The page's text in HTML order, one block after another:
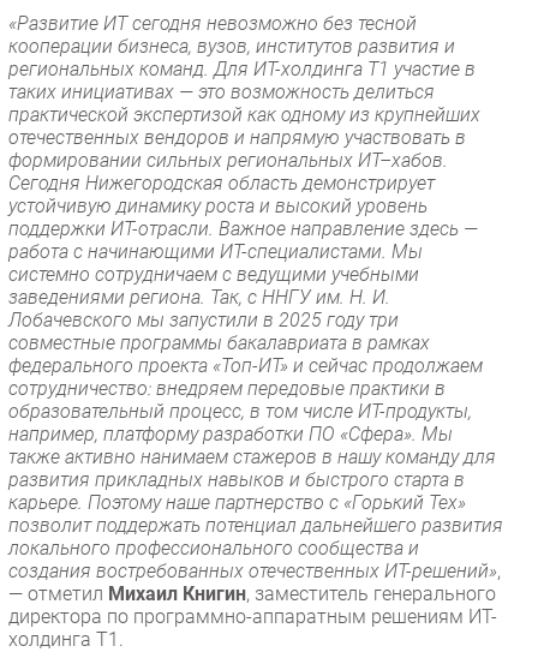
Каталог компаний
«Развитие ИТ сегодня невозможно без тесной
кооперации бизнеса, вузов, институтов развития и
региональных команд. Для ИТ-холдинга Т1 участие в
таких инициативах — это возможность делиться
практической экспертизой как одному из крупнейших
отечественных вендоров и напрямую участвовать в
формировании сильных региональных ИТ–хабов.
Сегодня Нижегородская область демонстрирует
устойчивую динамику роста и высокий уровень
поддержки ИТ-отрасли. Важное направление здесь —
работа с начинающими ИТ-специалистами. Мы
системно сотрудничаем с ведущими учебными
заведениями региона. Так, с ННГУ им. Н. И.
Лобачевского мы запустили в 2025 году три
совместные программы бакалавриата в рамках
федерального проекта «Топ-ИТ» и сейчас продолжаем
сотрудничество: внедряем передовые практики в
образовательный процесс, в том числе ИТ-продукты,
например, платформу разработки ПО «Сфера». Мы
также активно нанимаем стажеров в нашу команду для
развития прикладных навыков и быстрого старта в
карьере. Поэтому наше партнерство с «Горький Тех»
позволит поддержать потенциал дальнейшего развития
локального профессионального сообщества и
создания востребованных отечественных ИТ-решений»,
— отметил Михаил Книгин, заместитель генерального
директора по программно-аппаратным решениям ИТ-
холдинга Т1.